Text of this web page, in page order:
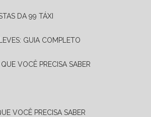
DA 99 TÁXI
GUIA COMPLETO
VOCÊ PRECISA SABER
VOCÊ PRECISA SABER